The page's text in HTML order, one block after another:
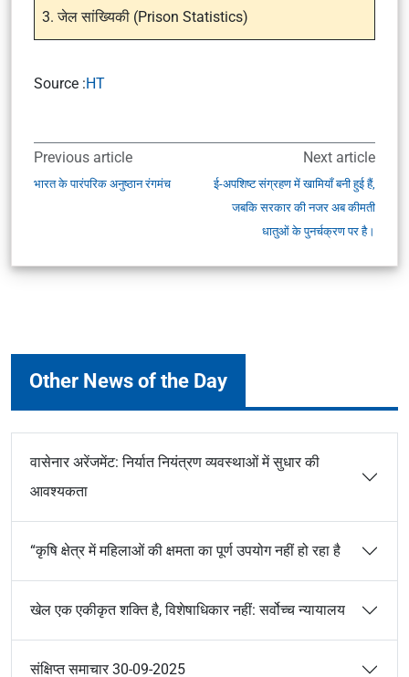
3. जेल सांख्यिकी (Prison Statistics)
Source :HT
Previous article
भारत के पारंपरिक अनुष्ठान रंगमंच
Next article
ई-अपशिष्ट संग्रहण में खामियाँ बनी हुई हैं,
जबकि सरकार की नजर अब कीमती
धातुओं के पुनर्चक्रण पर है।
Other News of the Day
वासेनार अरेंजमेंट: निर्यात नियंत्रण व्यवस्थाओं में सुधार की
आवश्यकता
“कृषि क्षेत्र में महिलाओं की क्षमता का पूर्ण उपयोग नहीं हो रहा है
खेल एक एकीकृत शक्ति है, विशेषाधिकार नहीं: सर्वोच्च न्यायालय
संक्षिप्त समाचार 30-09-2025